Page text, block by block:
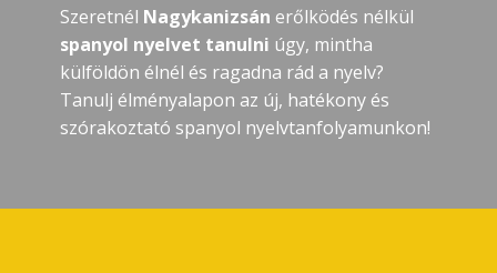
Szeretnél Nagykanizsán erőlködés nélkül
spanyol nyelvet tanulni úgy, mintha
külföldön élnél és ragadna rád a nyelv?
Tanulj élményalapon az új, hatékony és
szórakoztató spanyol nyelvtanfolyamunkon!